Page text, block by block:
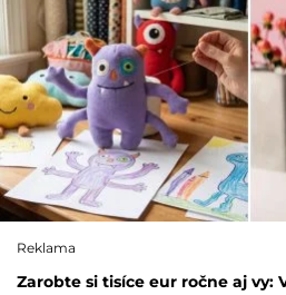
Reklama
Zarobte si tisíce eur ročne aj vy: